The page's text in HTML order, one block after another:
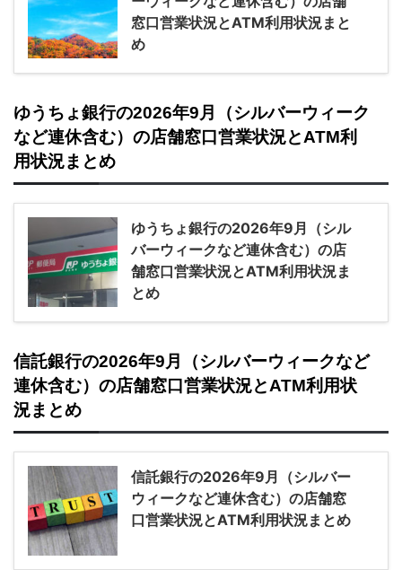
窓口営業状況とATM利用状況まと
め
ゆうちょ銀行の2026年9月（シルバーウィーク
など連休含む）の店舗窓口営業状況とATM利
用状況まとめ
ゆうちょ銀行の2026年9月（シル
バーウィークなど連休含む）の店
舗窓口営業状況とATM利用状況ま
とめ
信託銀行の2026年9月（シルバーウィークなど
連休含む）の店舗窓口営業状況とATM利用状
況まとめ
信託銀行の2026年9月（シルバー
ウィークなど連休含む）の店舗窓
口営業状況とATM利用状況まとめ